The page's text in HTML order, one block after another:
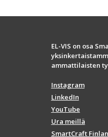
EL-VIS on osa
ammattilaisten
Instagram
LinkedIn
YouTube
Ura meillä
SmartCraft